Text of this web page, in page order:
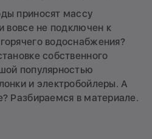
приносят массу
вовсе не подключен к
водоснабжения?
собственного
популярностью
и электробойлеры. А
Разбираемся в материале.